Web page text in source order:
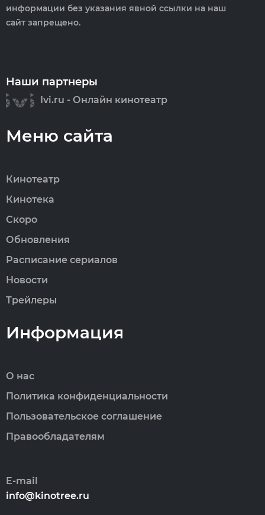
информации без указания явной ссылки на наш
сайт запрещено.
Наши партнеры
Ivi.ru - Онлайн кинотеатр
Меню сайта
Кинотеатр
Кинотека
Скоро
Обновления
Расписание сериалов
Новости
Трейлеры
Информация
О нас
Политика конфиденциальности
Пользовательское соглашение
Правообладателям
E-mail
info@kinotree.ru